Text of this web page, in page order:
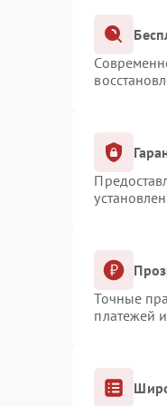
Точные
платежей